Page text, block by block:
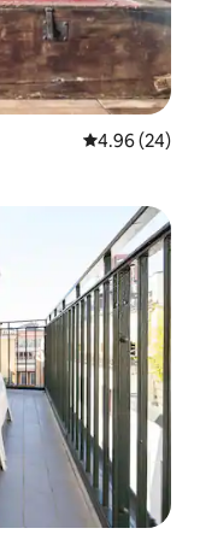
Calificación
4.96 (24)